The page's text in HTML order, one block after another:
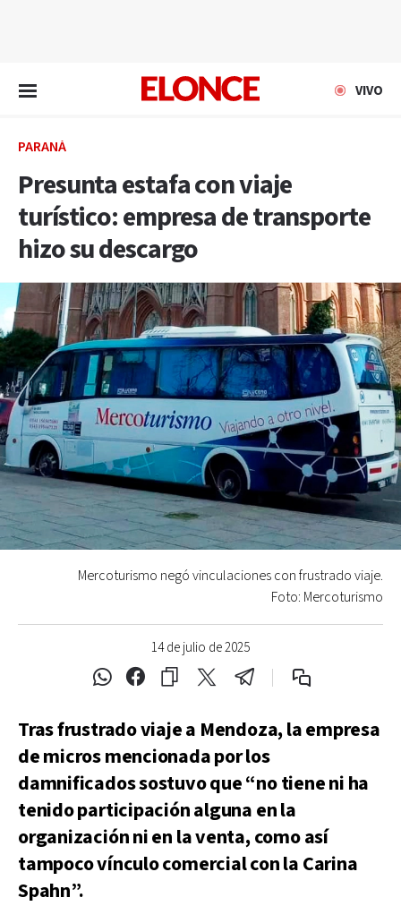
VIVO
PARANÁ
Presunta estafa con viaje
turístico: empresa de transporte
hizo su descargo
14 de julio de 2025
Mercoturismo negó vinculaciones con frustrado viaje.
Foto: Mercoturismo
Tras frustrado viaje a Mendoza, la empresa
de micros mencionada por los
damnificados sostuvo que “no tiene ni ha
tenido participación alguna en la
organización ni en la venta, como así
tampoco vínculo comercial con la Carina
Spahn”.